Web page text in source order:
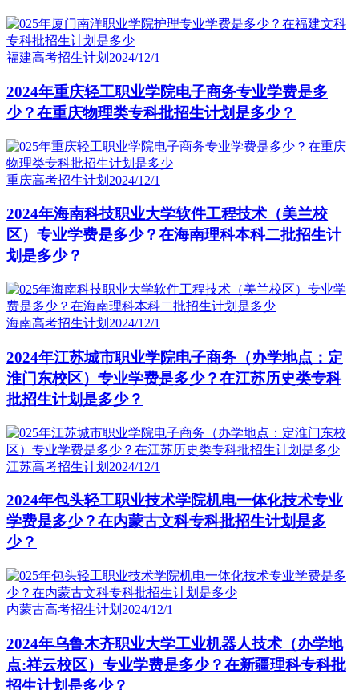
福建高考招生计划 2024/12/1
2024年重庆轻工职业学院电子商务专业学费是多
少？在重庆物理类专科批招生计划是多少？
重庆高考招生计划 2024/12/1
2024年海南科技职业大学软件工程技术（美兰校
区）专业学费是多少？在海南理科本科二批招生计
划是多少？
海南高考招生计划 2024/12/1
2024年江苏城市职业学院电子商务（办学地点：定
淮门东校区）专业学费是多少？在江苏历史类专科
批招生计划是多少？
江苏高考招生计划 2024/12/1
2024年包头轻工职业技术学院机电一体化技术专业
学费是多少？在内蒙古文科专科批招生计划是多
少？
内蒙古高考招生计划 2024/12/1
2024年乌鲁木齐职业大学工业机器人技术（办学地
点:祥云校区）专业学费是多少？在新疆理科专科批
招生计划是多少？